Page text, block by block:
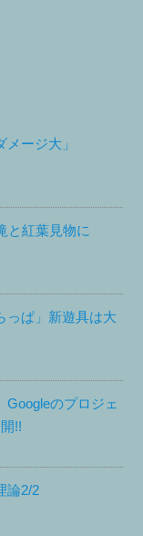
ージ大」
と紅葉見物に
っぱ」新遊具は大
Googleのプロジェ
!!
論2/2